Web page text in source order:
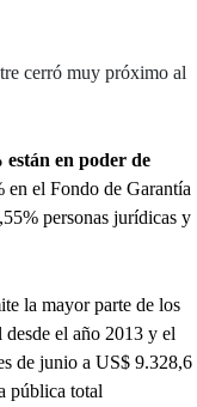
cerró muy próximo al
están en poder de
en el Fondo de Garantía
personas jurídicas y
la mayor parte de los
el año 2013 y el
de junio a US$ 9.328,6
pública total